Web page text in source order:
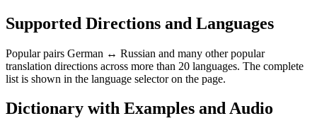
Supported Directions and Languages
Popular pairs German ↔ Russian and many other popular
translation directions across more than 20 languages. The complete
list is shown in the language selector on the page.
Dictionary with Examples and Audio